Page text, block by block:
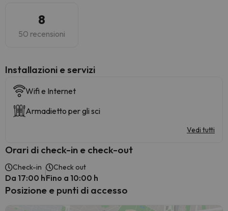
8
50 recensioni
Installazioni e servizi
Wifi e Internet
Armadietto per gli sci
Vedi tutti
Orari di check-in e check-out
Check-in
Da 17:00 h
Check out
Fino a 10:00 h
Posizione e punti di accesso